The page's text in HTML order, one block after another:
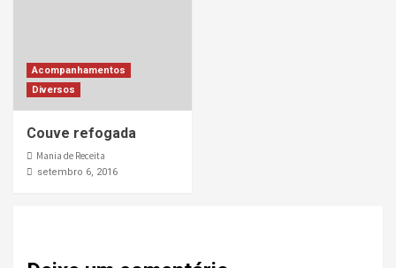
Acompanhamentos
Diversos
Couve refogada
Mania de Receita
setembro 6, 2016